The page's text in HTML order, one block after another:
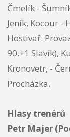
Čmelík -
Jeník, Kocour -
Hostivař:
90.+1 Slavík),
Kronovetr, -
Procházka.
Hlasy trenérů
Petr Majer